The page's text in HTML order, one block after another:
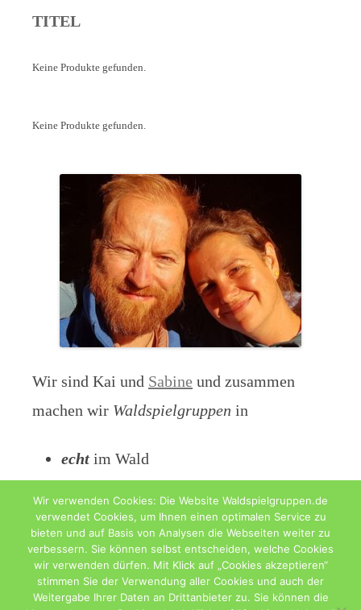
TITEL
Keine Produkte gefunden.
Keine Produkte gefunden.
Wir sind Kai und Sabine und zusammen
machen wir Waldspielgruppen in
echt im Wald
Wir verwenden Cookies: Die Website Waldspielgruppen.de
verwendet Cookies, um Ihnen einen optimalen Service zu
bieten und auf Basis von Analysen die Webseiten weiter zu
verbessern. Sie können selbst entscheiden, welche Cookies
wir verwenden dürfen. Mit Klick auf „Cookies akzeptieren“
stimmen Sie der Verwendung aller Cookies und auch der
Weitergabe Ihrer Daten an Drittanbieter zu. Sie können die